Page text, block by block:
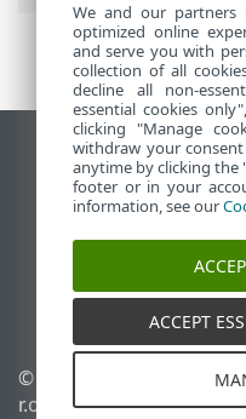
Ver sitio para
End of Life
Base de
Foro de ESET
ESET Status Portal
Soporte técnico
© 1992 - 2026 ESET,
r.o. Todos los derechos
We and our
optimized online
and serve you with
collection of all
decline all non-
essential cookies
clicking "Manage
withdraw your
anytime by clicking the
footer or in your
information, see our
ACCEPT